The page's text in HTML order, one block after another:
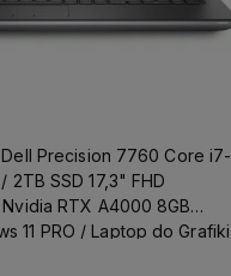
Precision 7760 Core i7-
2TB SSD 17,3" FHD
RTX A4000 8GB
11 PRO / Laptop do Grafiki